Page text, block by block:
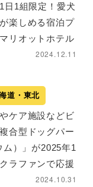
日1組限定！愛犬
楽しめる宿泊プ
リオットホテル
2024.12.11
道・東北
ケア施設などビ
合型ドッグパー
）」が2025年1
ラファンで応援
2024.10.31